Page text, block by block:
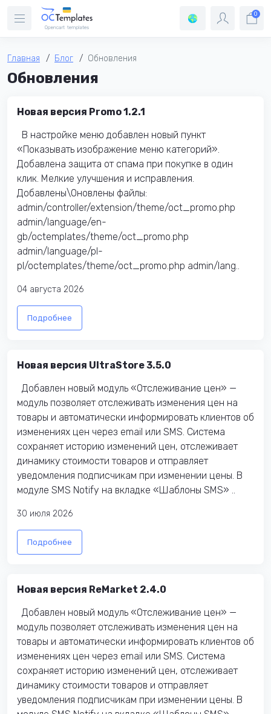
0
Главная Блог Обновления
Обновления
Новая версия Promo 1.2.1
В настройке меню добавлен новый пункт
«Показывать изображение меню категорий».
Добавлена ​​защита от спама при покупке в один
клик. Мелкие улучшения и исправления.
Добавлены\Оновлены файлы:​
admin/controller/extension/theme/oct_promo.php
admin/language/en-
gb/octemplates/theme/oct_promo.php
admin/language/pl-
pl/octemplates/theme/oct_promo.php admin/lang..
04 августа 2026
Подробнее
Новая версия UltraStore 3.5.0
Добавлен новый модуль «Отслеживание цен» —
модуль позволяет отслеживать изменения цен на
товары и автоматически информировать клиентов об
изменениях цен через email или SMS. Система
сохраняет историю изменений цен, отслеживает
динамику стоимости товаров и отправляет
уведомления подписчикам при изменении цены. В
модуле SMS Notify на вкладке «Шаблоны SMS» ..
30 июля 2026
Подробнее
Новая версия ReMarket 2.4.0
Добавлен новый модуль «Отслеживание цен» —
модуль позволяет отслеживать изменения цен на
товары и автоматически информировать клиентов об
изменениях цен через email или SMS. Система
сохраняет историю изменений цен, отслеживает
динамику стоимости товаров и отправляет
уведомления подписчикам при изменении цены. В